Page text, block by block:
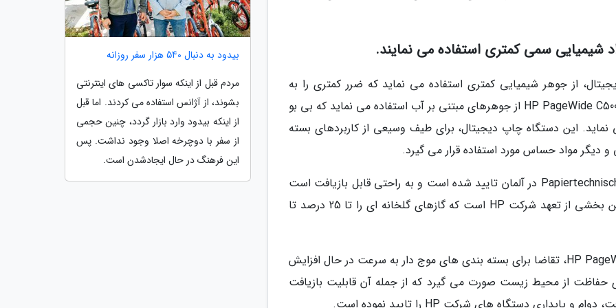
شیمیایی سمی کمتری استفاده می نمایند.
از جوهر شیمیایی کمتری استفاده می نماید که ضرر کمتری را به
محیط زیست می رساند. برای مثال، دستگاه چاپ HP PageWide C500 از جوهرهای مبتنی بر آب استفاده می نماید که بی بو
این دستگاه چاپ دیجیتال، برای طیف وسیعی از کاربردهای بسته
و دیگر مواد حساس مورد استفاده قرار می گیرد.
علاوه بر این، جوهر آن توسط سازمان Papiertechnische Stiftung در آلمان تایید شده است و به راحتی قابل بازیافت است
و فرآیند آماده سازی اضافی و هزینه بری ندارد. این بخشی از تعهد شرکت HP است که گازهای گلخانه ای را تا 25 درصد تا
به نقل از اریک ویسنر، مدیر کل بخش صنعتی HP PageWide، تقاضا برای بسته بندی های موج دار به سرعت در حال افزایش
حفاظت از محیط زیست صورت می گیرد که از جمله آن قابلیت بازیافت
بیدود به دنبال 540 هزار سفر روزانه
مردم قبل از اینکه سوار تاکسی های اینترنتی
بشوند، از آژانس استفاده می کردند. اما قبل
از اینکه بیدود وارد بازار گردد، چنین حجمی
از سفر با دوچرخه اصلا وجود نداشت. پس
این فرهنگ در حال ایجادشدن است.